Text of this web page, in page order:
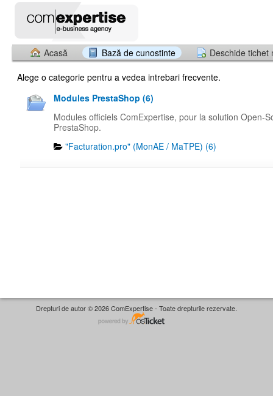
Acasă Bază de cunostinte
Deschide tichet
Alege o categorie pentru a vedea intrebari frecvente.
Modules PrestaShop (6)
Modules officiels ComExpertise, pour la solution Open-
PrestaShop.
"Facturation.pro" (MonAE / MaTPE) (6)
Drepturi de autor © 2026 ComExpertise - Toate drepturile rezervate.